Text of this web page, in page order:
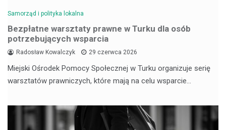
Samorząd i polityka lokalna
Bezpłatne warsztaty prawne w Turku dla osób
potrzebujących wsparcia
Radosław Kowalczyk 29 czerwca 2026
Miejski Ośrodek Pomocy Społecznej w Turku organizuje serię
warsztatów prawniczych, które mają na celu wsparcie…